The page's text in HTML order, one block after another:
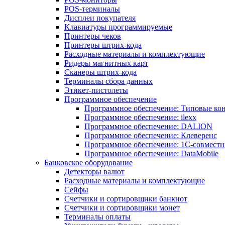
POS-терминалы
Дисплеи покупателя
Клавиатуры программируемые
Принтеры чеков
Принтеры штрих-кода
Расходные материалы и комплектующие
Ридеры магнитных карт
Сканеры штрих-кода
Терминалы сбора данных
Этикет-пистолеты
Программное обеспечение
Программное обеспечение: Типовые
Программное обеспечение: ilexx
Программное обеспечение: DALION
Программное обеспечение: Клеверенс
Программное обеспечение: 1С-
Программное обеспечение: DataMobile
Банковское оборудование
Детекторы валют
Расходные материалы и комплектующие
Сейфы
Счетчики и сортировщики банкнот
Счетчики и сортировщики монет
Терминалы оплаты